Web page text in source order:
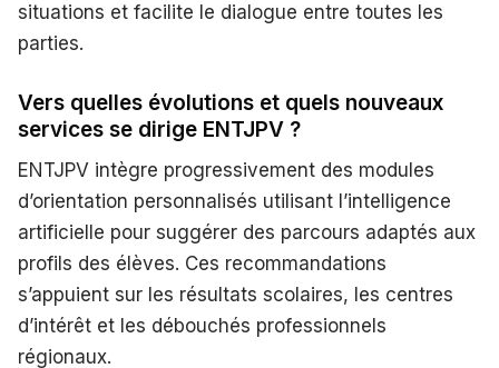
situations et facilite le dialogue entre toutes les
parties.
Vers quelles évolutions et quels nouveaux
services se dirige ENTJPV ?
ENTJPV intègre progressivement des modules
d’orientation personnalisés utilisant l’intelligence
artificielle pour suggérer des parcours adaptés aux
profils des élèves. Ces recommandations
s’appuient sur les résultats scolaires, les centres
d’intérêt et les débouchés professionnels
régionaux.